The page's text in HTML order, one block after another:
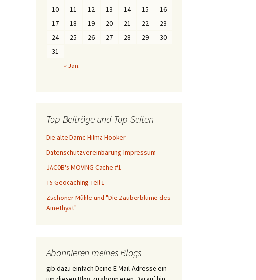
10
11 12 13 14 15
16
17
18 19 20 21 22
23
24
25 26 27 28 29
30
31
« Jan.
Top-Beiträge und Top-Seiten
Die alte Dame Hilma Hooker
Datenschutzvereinbarung-Impressum
JAC0B's MOVING Cache #1
T5 Geocaching Teil 1
Zschoner Mühle und "Die Zauberblume des
Amethyst"
Abonnieren meines Blogs
gib dazu einfach Deine E-Mail-Adresse ein